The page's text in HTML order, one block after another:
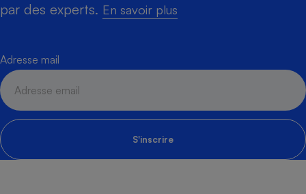
par des experts. En savoir plus
Adresse mail
S'inscrire